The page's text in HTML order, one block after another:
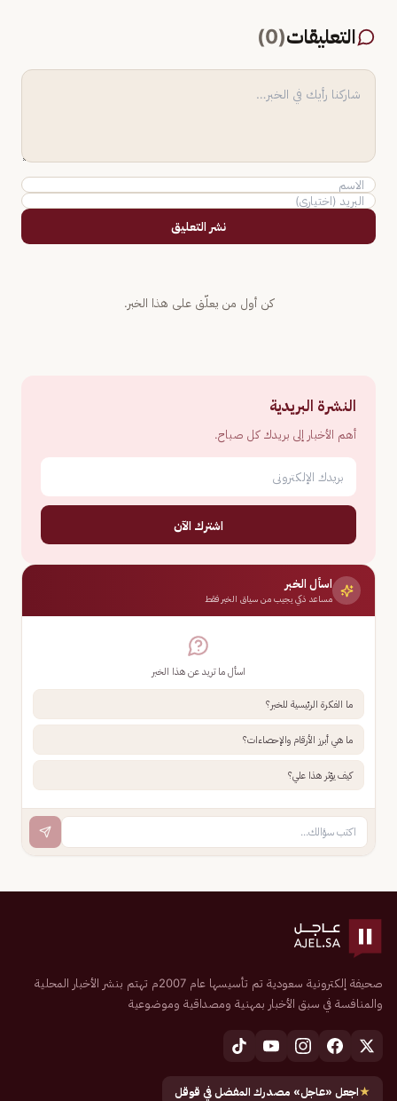
التعليقات(
0
)
نشر التعليق
كن أول من يعلّق على هذا الخبر.
النشرة البريدية
أهم الأخبار إلى بريدك كل صباح.
اشترك الآن
اسأل الخبر
مساعد ذكي يجيب من سياق الخبر فقط
اسأل ما تريد عن هذا الخبر
ما الفكرة الرئيسية للخبر؟
ما هي أبرز الأرقام والإحصاءات؟
كيف يؤثر هذا علي؟
صحيفة إلكترونية سعودية تم تأسيسها عام 2007م تهتم بنشر الأخبار المحلية
والمنافسة في سبق الأخبار بمهنية ومصداقية وموضوعية
★اجعل «عاجل» مصدرك المفضل في قوقل